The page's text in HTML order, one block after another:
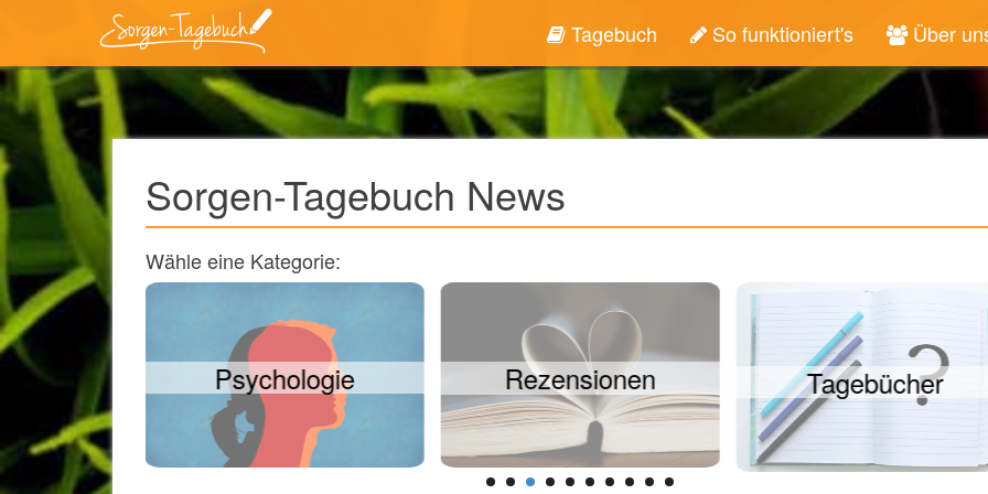
Tagebuch So funktioniert's Über
Sorgen-Tagebuch News
Wähle eine Kategorie:
Rezensionen Tagebücher Anlaufstellen